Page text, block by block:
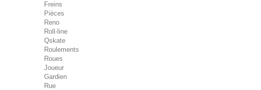
Freins
Pièces
Reno
Roll-line
Qskate
Roulements
Roues
Joueur
Gardien
Rue